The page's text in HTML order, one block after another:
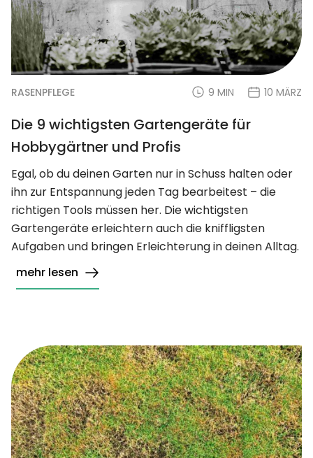
RASENPFLEGE 9 MIN 10 MÄRZ
Die 9 wichtigsten Gartengeräte für
Hobbygärtner und Profis
Egal, ob du deinen Garten nur in Schuss halten oder
ihn zur Entspannung jeden Tag bearbeitest – die
richtigen Tools müssen her. Die wichtigsten
Gartengeräte erleichtern auch die kniffligsten
Aufgaben und bringen Erleichterung in deinen Alltag.
mehr lesen